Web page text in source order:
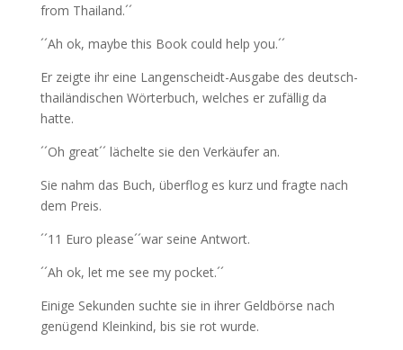
from Thailand.´´
´´Ah ok, maybe this Book could help you.´´
Er zeigte ihr eine Langenscheidt-Ausgabe des deutsch-
thailändischen Wörterbuch, welches er zufällig da
hatte.
´´Oh great´´ lächelte sie den Verkäufer an.
Sie nahm das Buch, überflog es kurz und fragte nach
dem Preis.
´´11 Euro please´´war seine Antwort.
´´Ah ok, let me see my pocket.´´
Einige Sekunden suchte sie in ihrer Geldbörse nach
genügend Kleinkind, bis sie rot wurde.